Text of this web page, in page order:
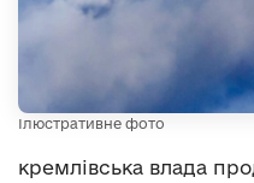
Ілюстративне фото
кремлівська влада